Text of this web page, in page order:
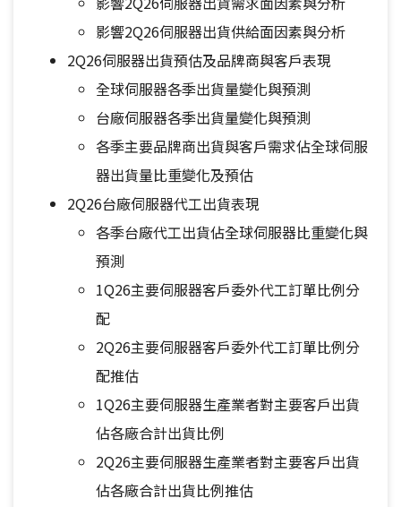
影響2Q26伺服器出貨供給面因素與分析
2Q26伺服器出貨預估及品牌商與客戶表現
全球伺服器各季出貨量變化與預測
台廠伺服器各季出貨量變化與預測
各季主要品牌商出貨與客戶需求佔全球伺服
器出貨量比重變化及預估
2Q26台廠伺服器代工出貨表現
各季台廠代工出貨佔全球伺服器比重變化與
預測
1Q26主要伺服器客戶委外代工訂單比例分
配
2Q26主要伺服器客戶委外代工訂單比例分
配推估
1Q26主要伺服器生產業者對主要客戶出貨
佔各廠合計出貨比例
2Q26主要伺服器生產業者對主要客戶出貨
佔各廠合計出貨比例推估